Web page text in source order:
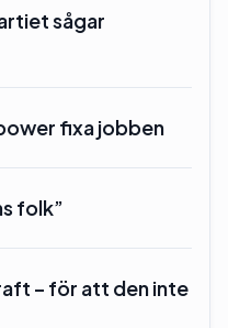
sågar
fixa jobben
folk”
– för att den inte